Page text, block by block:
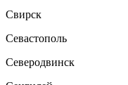
Свирск
Севастополь
Северодвинск